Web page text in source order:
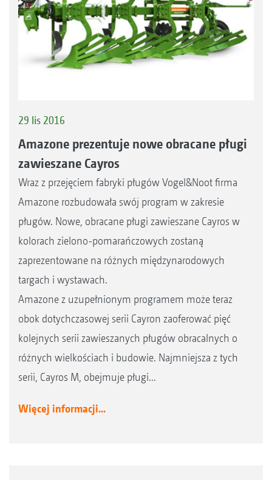
29 lis 2016
Amazone prezentuje nowe obracane pługi
zawieszane Cayros
Wraz z przejęciem fabryki pługów Vogel&Noot firma
Amazone rozbudowała swój program w zakresie
pługów. Nowe, obracane pługi zawieszane Cayros w
kolorach zielono-pomarańczowych zostaną
zaprezentowane na różnych międzynarodowych
targach i wystawach.
Amazone z uzupełnionym programem może teraz
obok dotychczasowej serii Cayron zaoferować pięć
kolejnych serii zawieszanych pługów obracalnych o
różnych wielkościach i budowie. Najmniejsza z tych
serii, Cayros M, obejmuje pługi...
Więcej informacji...